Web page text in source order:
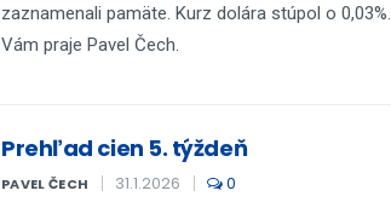
zaznamenali pamäte. Kurz dolára stúpol o
Vám praje Pavel Čech.
Prehľad cien 5. týždeň
PAVEL ČECH 31.1.2026 0